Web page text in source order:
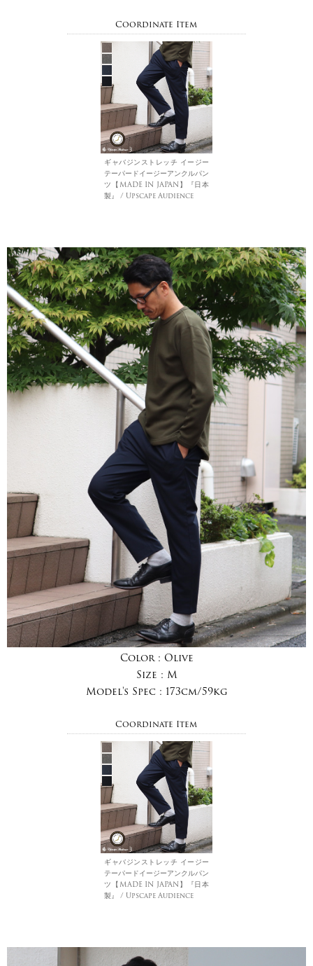
Coordinate Item
ギャバジンストレッチ イージー
テーパードイージーアンクルパン
ツ【MADE IN JAPAN】『日本
製』 / Upscape Audience
Color : Olive
Size : M
Model's Spec : 173cm/59kg
Coordinate Item
ギャバジンストレッチ イージー
テーパードイージーアンクルパン
ツ【MADE IN JAPAN】『日本
製』 / Upscape Audience